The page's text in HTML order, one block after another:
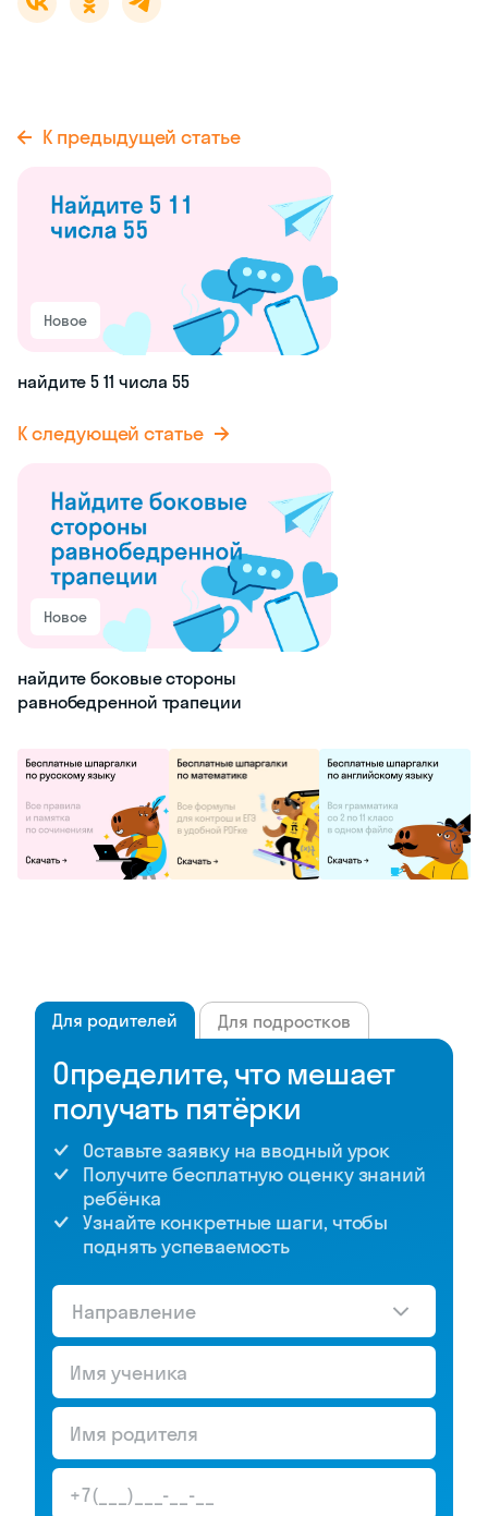
К предыдущей статье
Новое
найдите 5 11 числа 55
К следующей статье
Новое
найдите боковые стороны
равнобедренной трапеции
Для родителей Для подростков
Определите, что мешает
получать пятёрки
Оставьте заявку на вводный урок
Получите бесплатную оценку знаний
ребёнка
Узнайте конкретные шаги, чтобы
поднять успеваемость
Направление